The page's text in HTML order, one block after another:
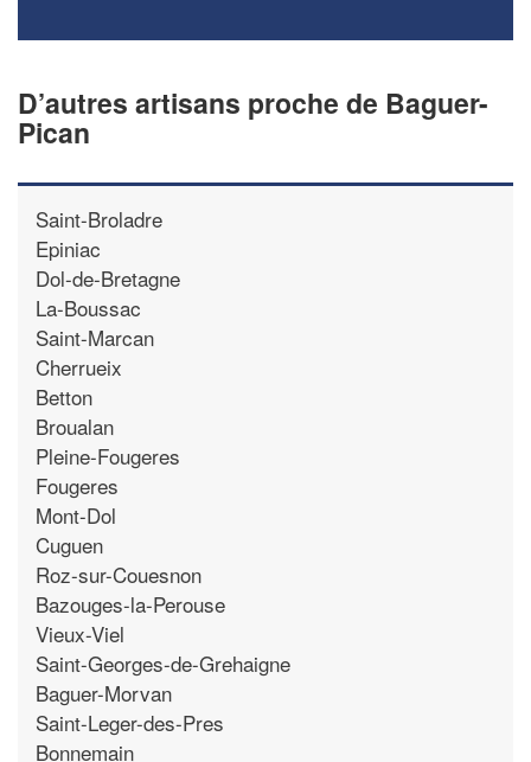
D’autres artisans proche de Baguer-
Pican
Saint-Broladre
Epiniac
Dol-de-Bretagne
La-Boussac
Saint-Marcan
Cherrueix
Betton
Broualan
Pleine-Fougeres
Fougeres
Mont-Dol
Cuguen
Roz-sur-Couesnon
Bazouges-la-Perouse
Vieux-Viel
Saint-Georges-de-Grehaigne
Baguer-Morvan
Saint-Leger-des-Pres
Bonnemain